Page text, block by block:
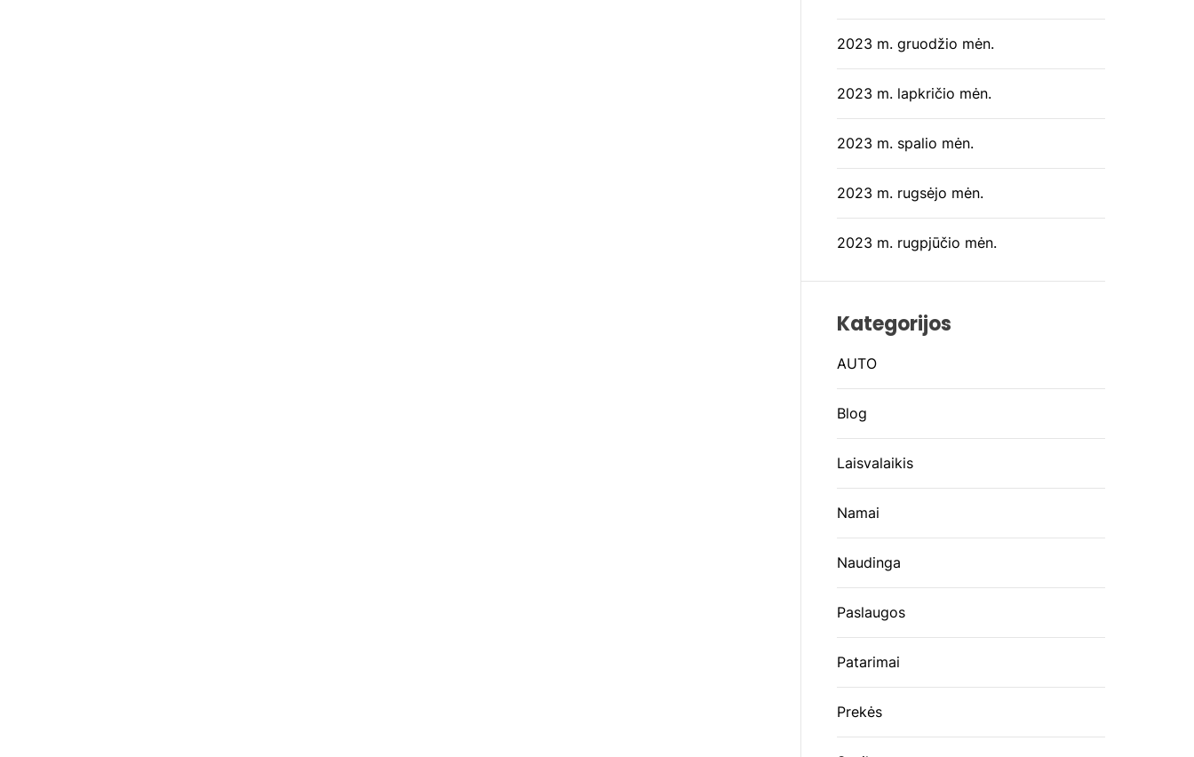
2023 m. gruodžio mėn.
2023 m. lapkričio mėn.
2023 m. spalio mėn.
2023 m. rugsėjo mėn.
2023 m. rugpjūčio mėn.
Kategorijos
AUTO
Blog
Laisvalaikis
Namai
Naudinga
Paslaugos
Patarimai
Prekės